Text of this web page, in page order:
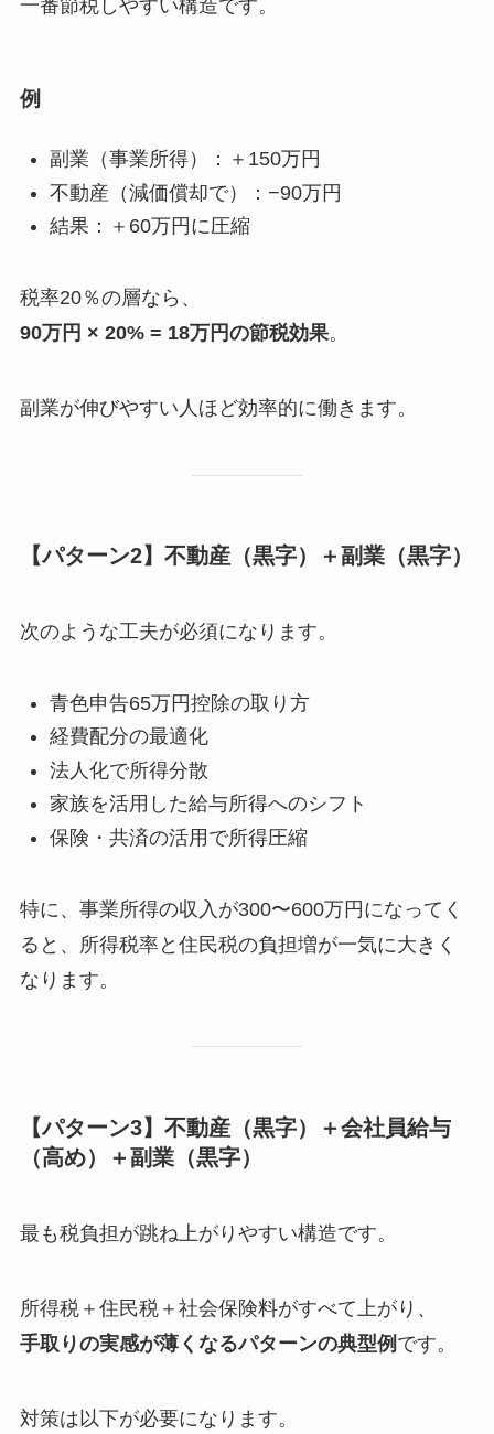
一番節税しやすい構造です。
例
副業（事業所得）：＋150万円
不動産（減価償却で）：−90万円
結果：＋60万円に圧縮
税率20％の層なら、
90万円 × 20% = 18万円の節税効果。
副業が伸びやすい人ほど効率的に働きます。
【パターン2】不動産（黒字）＋副業（黒字）
次のような工夫が必須になります。
青色申告65万円控除の取り方
経費配分の最適化
法人化で所得分散
家族を活用した給与所得へのシフト
保険・共済の活用で所得圧縮
特に、事業所得の収入が300〜600万円になってく
ると、所得税率と住民税の負担増が一気に大きく
なります。
【パターン3】不動産（黒字）＋会社員給与
（高め）＋副業（黒字）
最も税負担が跳ね上がりやすい構造です。
所得税＋住民税＋社会保険料がすべて上がり、
手取りの実感が薄くなるパターンの典型例 です。
対策は以下が必要になります。